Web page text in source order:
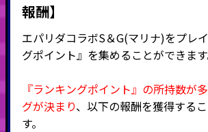
報酬】
エパリダコラボS＆G(マリナ)をプレ
グポイント』を集めることができます
『ランキングポイント』の所持数が
グが決まり、以下の報酬を獲得する
す。